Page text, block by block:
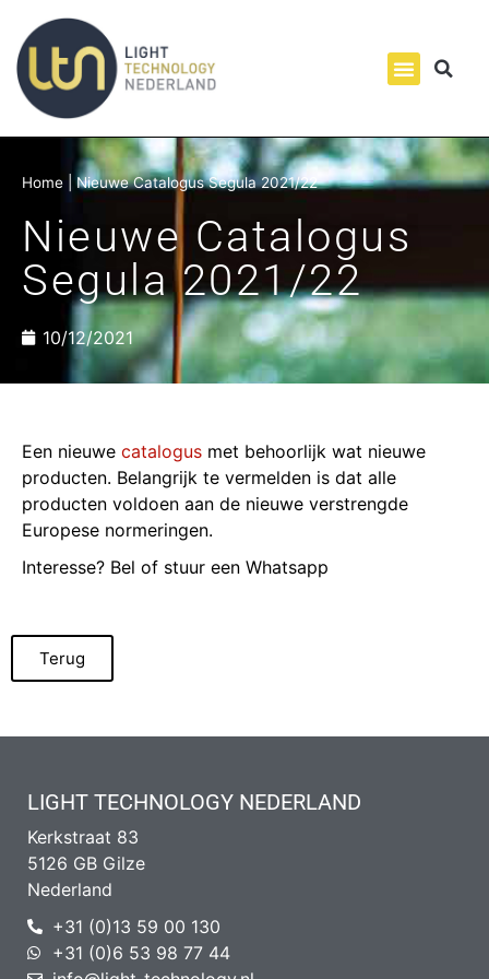
Home |Nieuwe Catalogus Segula 2021/22
Nieuwe Catalogus
Segula 2021/22
10/12/2021
Een nieuwe catalogus met behoorlijk wat nieuwe
producten. Belangrijk te vermelden is dat alle
producten voldoen aan de nieuwe verstrengde
Europese normeringen.
Interesse? Bel of stuur een Whatsapp
Terug
LIGHT TECHNOLOGY NEDERLAND
Kerkstraat 83
5126 GB Gilze
Nederland
+31 (0)13 59 00 130
+31 (0)6 53 98 77 44